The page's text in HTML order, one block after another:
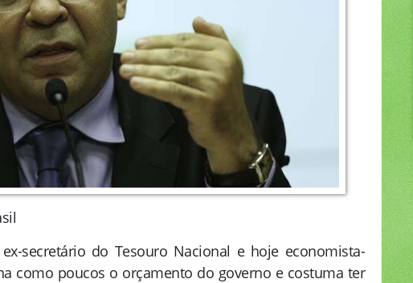
secretário do Tesouro Nacional e hoje economista-
como poucos o orçamento do governo e costuma ter